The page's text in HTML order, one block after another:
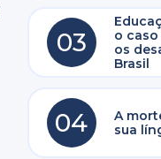
03
o
os
Brasil
04
A
sua